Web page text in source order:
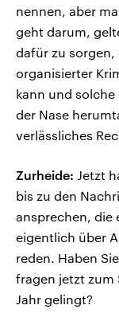
nennen, aber
geht darum,
dafür zu sorgen,
organisierter
kann und solche
der Nase
verlässliches
Zurheide: Jetzt
bis zu den
ansprechen, die
eigentlich über
reden. Haben
fragen jetzt zum
Jahr gelingt?